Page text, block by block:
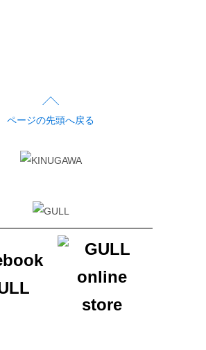
ページの先頭へ戻る